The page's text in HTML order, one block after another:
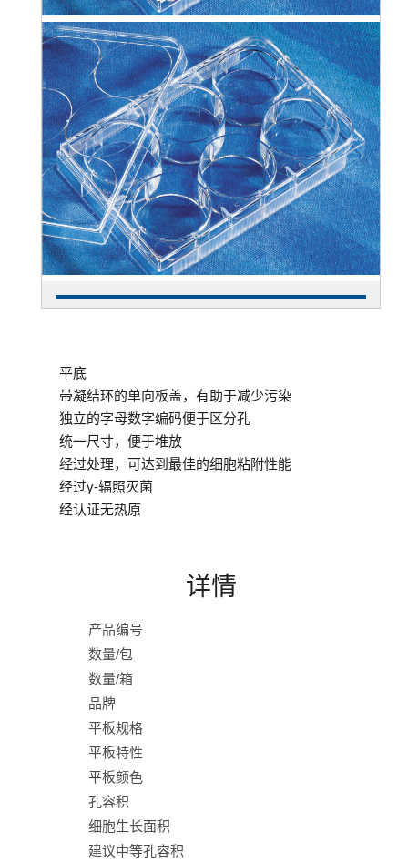
平底
带凝结环的单向板盖，有助于减少污染
独立的字母数字编码便于区分孔
统一尺寸，便于堆放
经过处理，可达到最佳的细胞粘附性能
经过γ-辐照灭菌
经认证无热原
详情
产品编号
数量/包
数量/箱
品牌
平板规格
平板特性
平板颜色
孔容积
细胞生长面积
建议中等孔容积